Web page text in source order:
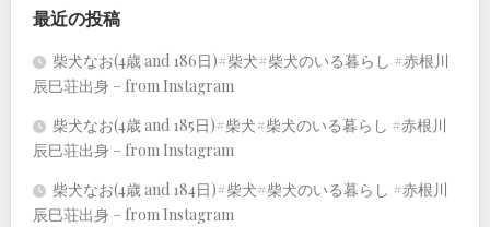
最近の投稿
柴犬なお(4歳 and 186日)#柴犬#柴犬のいる暮らし #赤根川
辰巳荘出身 – from Instagram
柴犬なお(4歳 and 185日)#柴犬#柴犬のいる暮らし #赤根川
辰巳荘出身 – from Instagram
柴犬なお(4歳 and 184日)#柴犬#柴犬のいる暮らし #赤根川
辰巳荘出身 – from Instagram